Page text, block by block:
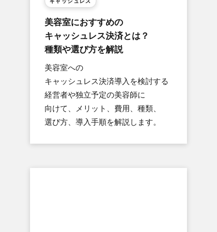
美容室に​おすすめの​
キャッシュレス決済とは？​
種類や​選び方を​解説
美容室への​
キャッシュレス決済導入を​検討する​
経営者や​独立予定の​美容師に​
向けて、​メリット、​費用、​種類、​
選び方、​導入手順を​解説します。